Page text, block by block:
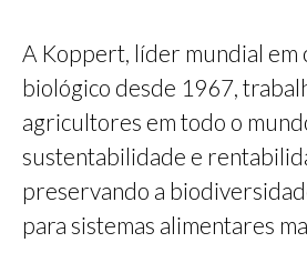
A Koppert, líder mundial em
biológico desde 1967,
agricultores em todo o
sustentabilidade e
preservando a
para sistemas alimentares